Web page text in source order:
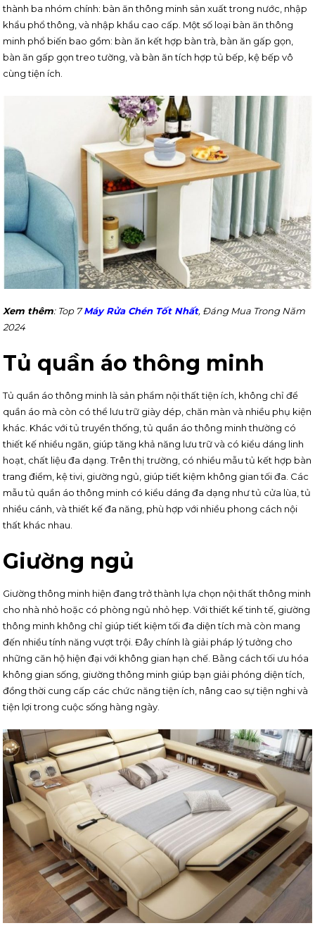
thành ba nhóm chính: bàn ăn thông minh sản xuất trong nước, nhập
khẩu phổ thông, và nhập khẩu cao cấp. Một số loại bàn ăn thông
minh phổ biến bao gồm: bàn ăn kết hợp bàn trà, bàn ăn gấp gọn,
bàn ăn gấp gọn treo tường, và bàn ăn tích hợp tủ bếp, kệ bếp vô
cùng tiện ích.
Xem thêm: Top 7Máy Rửa Chén Tốt Nhất, Đáng Mua Trong Năm
2024
Tủ quần áo thông minh
Tủ quần áo thông minh là sản phẩm nội thất tiện ích, không chỉ để
quần áo mà còn có thể lưu trữ giày dép, chăn màn và nhiều phụ kiện
khác. Khác với tủ truyền thống, tủ quần áo thông minh thường có
thiết kế nhiều ngăn, giúp tăng khả năng lưu trữ và có kiểu dáng linh
hoạt, chất liệu đa dạng. Trên thị trường, có nhiều mẫu tủ kết hợp bàn
trang điểm, kệ tivi, giường ngủ, giúp tiết kiệm không gian tối đa. Các
mẫu tủ quần áo thông minh có kiểu dáng đa dạng như tủ cửa lùa, tủ
nhiều cánh, và thiết kế đa năng, phù hợp với nhiều phong cách nội
thất khác nhau.
Giường ngủ
Giường thông minh hiện đang trở thành lựa chọn nội thất thông minh
cho nhà nhỏ hoặc có phòng ngủ nhỏ hẹp. Với thiết kế tinh tế, giường
thông minh không chỉ giúp tiết kiệm tối đa diện tích mà còn mang
đến nhiều tính năng vượt trội. Đây chính là giải pháp lý tưởng cho
những căn hộ hiện đại với không gian hạn chế. Bằng cách tối ưu hóa
không gian sống, giường thông minh giúp bạn giải phóng diện tích,
đồng thời cung cấp các chức năng tiện ích, nâng cao sự tiện nghi và
tiện lợi trong cuộc sống hàng ngày.